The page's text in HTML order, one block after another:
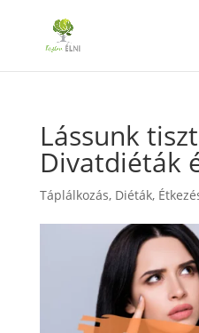
Lássunk
Divatdiéták
Táplálkozás, Diéták,